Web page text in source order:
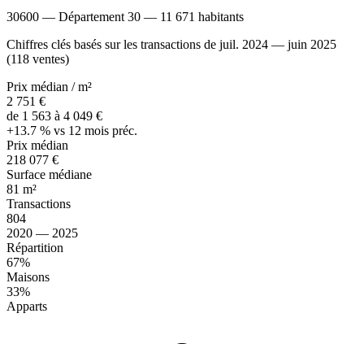
30600 — Département 30 — 11 671 habitants
Chiffres clés basés sur les transactions de juil. 2024 — juin 2025
(118 ventes)
Prix médian / m²
2 751 €
de 1 563 à 4 049 €
+13.7 % vs 12 mois préc.
Prix médian
218 077 €
Surface médiane
81 m²
Transactions
804
2020 — 2025
Répartition
67%
Maisons
33%
Apparts